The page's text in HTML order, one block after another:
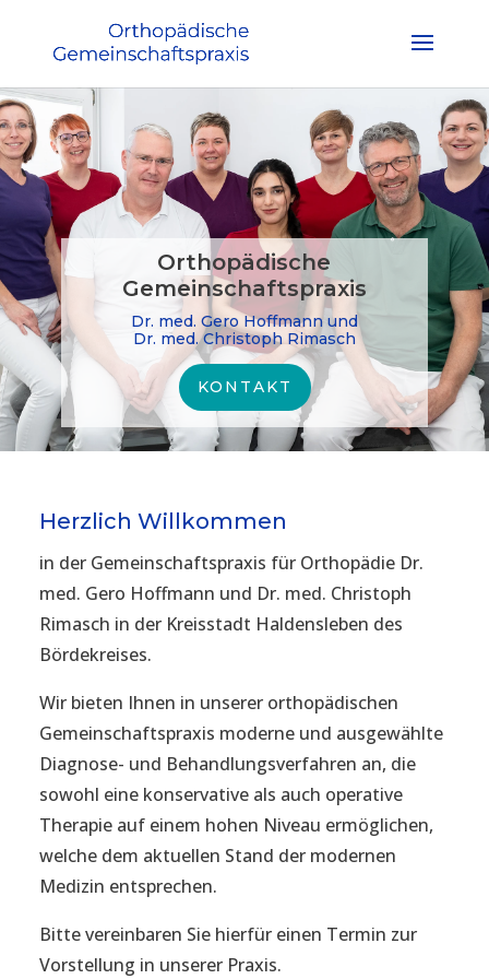
Orthopädische
Gemeinschaftspraxis
Dr. med. Gero Hoffmann und
Dr. med. Christoph Rimasch
KONTAKT
Herzlich Willkommen
in der Gemeinschaftspraxis für Orthopädie Dr.
med. Gero Hoffmann und Dr. med. Christoph
Rimasch in der Kreisstadt Haldensleben des
Bördekreises.
Wir bieten Ihnen in unserer orthopädischen
Gemeinschaftspraxis moderne und ausgewählte
Diagnose- und Behandlungsverfahren an, die
sowohl eine konservative als auch operative
Therapie auf einem hohen Niveau ermöglichen,
welche dem aktuellen Stand der modernen
Medizin entsprechen.
Bitte vereinbaren Sie hierfür einen Termin zur
Vorstellung in unserer Praxis.